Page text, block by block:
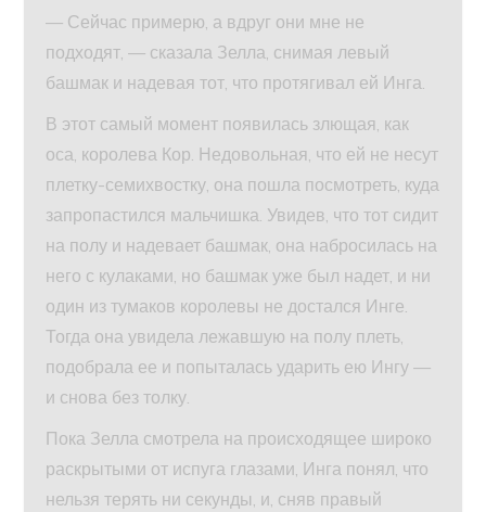
— Сейчас примерю, а вдруг они мне не
подходят, — сказала Зелла, снимая левый
башмак и надевая тот, что протягивал ей Инга.
В этот самый момент появилась злющая, как
оса, королева Кор. Недовольная, что ей не несут
плетку-семихвостку, она пошла посмотреть, куда
запропастился мальчишка. Увидев, что тот сидит
на полу и надевает башмак, она набросилась на
него с кулаками, но башмак уже был надет, и ни
один из тумаков королевы не достался Инге.
Тогда она увидела лежавшую на полу плеть,
подобрала ее и попыталась ударить ею Ингу —
и снова без толку.
Пока Зелла смотрела на происходящее широко
раскрытыми от испуга глазами, Инга понял, что
нельзя терять ни секунды, и, сняв правый